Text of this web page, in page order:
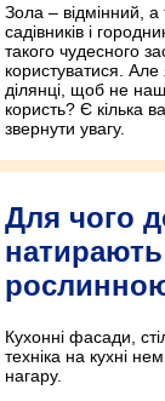
Зола – відмінний,
садівників і
такого чудесного
користуватися.
ділянці, щоб не
користь? Є кілька
звернути увагу.
Для чого
Кухонні фасади,
техніка на кухні
нагару.